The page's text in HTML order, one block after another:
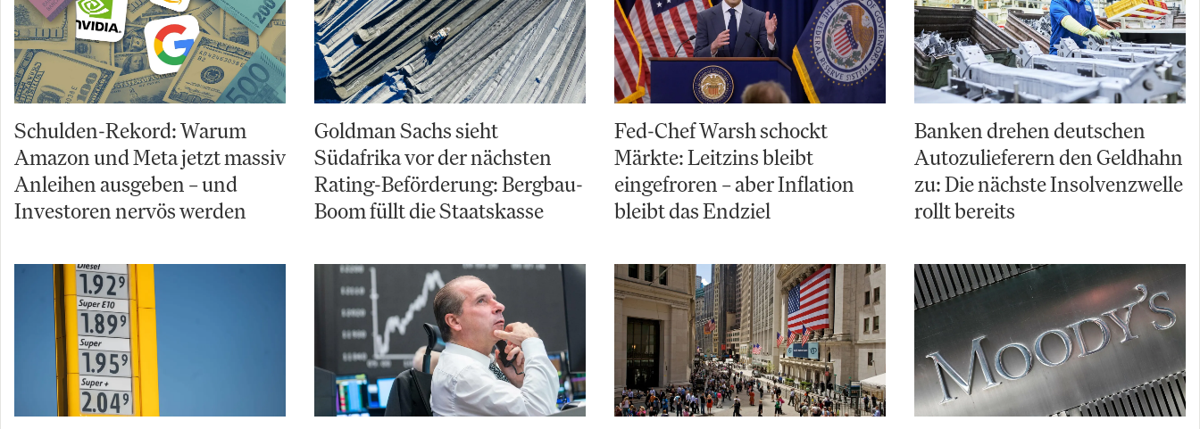
Schulden-Rekord: Warum
Amazon und Meta jetzt massiv
Anleihen ausgeben – und
Investoren nervös werden
Goldman Sachs sieht
Südafrika vor der nächsten
Rating-Beförderung: Bergbau-
Boom füllt die Staatskasse
Fed-Chef Warsh schockt
Märkte: Leitzins bleibt
eingefroren – aber Inflation
bleibt das Endziel
Banken drehen deutschen
Autozulieferern den Geldhahn
zu: Die nächste Insolvenzwelle
rollt bereits